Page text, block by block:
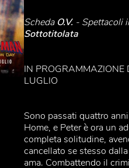
Scheda O.V. - Spettacoli
Sottotitolata
IN PROGRAMMAZIONE
LUGLIO
Sono passati quattro
Home, e Peter è ora un
completa solitudine,
cancellato se stesso
ama. Combattendo il